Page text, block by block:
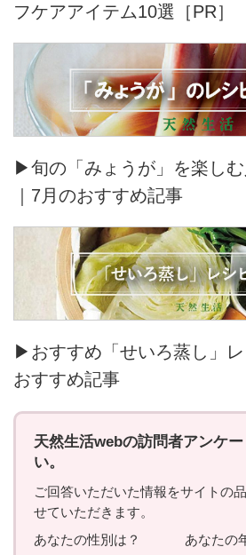
フケアアイテム10選［PR］
▶旬の「みょうが」を楽し
｜7月のおすすめ記事
▶おすすめ「せいろ蒸し」
おすすめ記事